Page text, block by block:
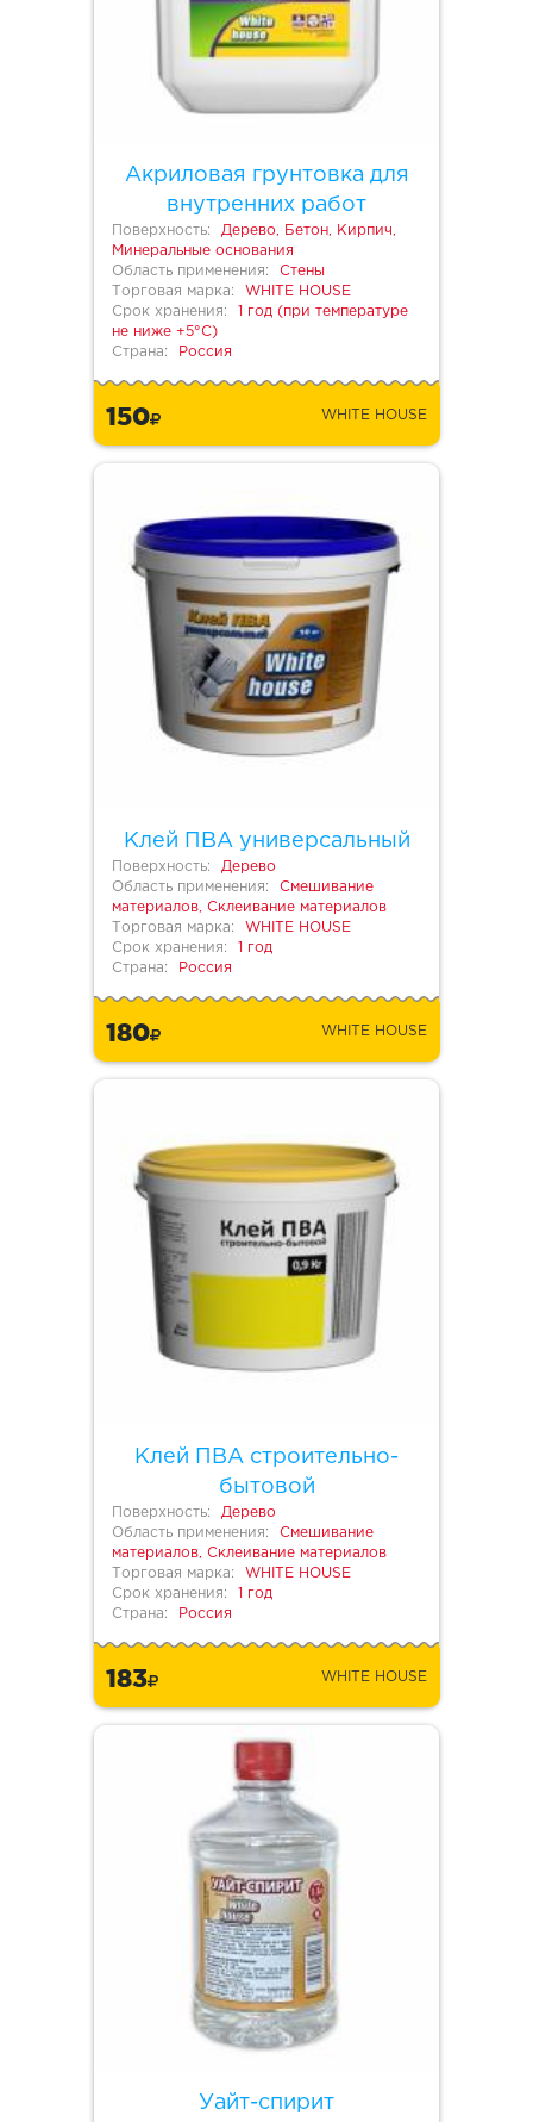
Акриловая грунтовка для
внутренних работ
Поверхность:
Дерево, Бетон, Кирпич,
Минеральные основания
Область применения:
Стены
Торговая марка:
WHITE HOUSE
Срок хранения:
1 год (при температуре
не ниже +5°С)
Страна:
Россия
150 WHITE HOUSE
Клей ПВА универсальный
Поверхность:
Дерево
Область применения:
Смешивание
материалов, Склеивание материалов
Торговая марка:
WHITE HOUSE
Срок хранения:
1 год
Страна:
Россия
180 WHITE HOUSE
Клей ПВА строительно-
бытовой
Поверхность:
Дерево
Область применения:
Смешивание
материалов, Склеивание материалов
Торговая марка:
WHITE HOUSE
Срок хранения:
1 год
Страна:
Россия
183 WHITE HOUSE
Уайт-спирит